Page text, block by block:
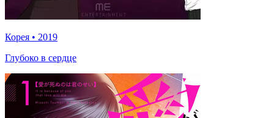
Корея • 2019
Глубоко в сердце